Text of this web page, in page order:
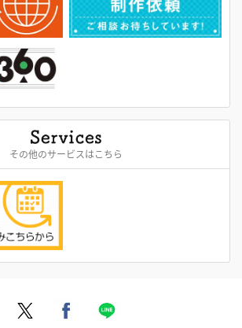
その他のサービスはこちら